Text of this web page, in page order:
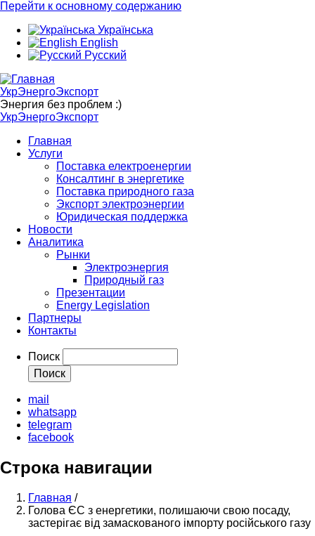
Перейти к основному содержанию
Українська
English
Русский
УкрЭнергоЭкспорт
Энергия без проблем :)
УкрЭнергоЭкспорт
Главная
Услуги
Поставка електроенергии
Консалтинг в энергетике
Поставка природного газа
Экспорт электроэнергии
Юридическая поддержка
Новости
Аналитика
Рынки
Электроэнергия
Природный газ
Презентации
Energy Legislation
Партнеры
Контакты
Поиск
mail
whatsapp
telegram
facebook
Строка навигации
Главная /
Голова ЄС з енергетики, полишаючи свою посаду,
застерігає від замаскованого імпорту російського газу